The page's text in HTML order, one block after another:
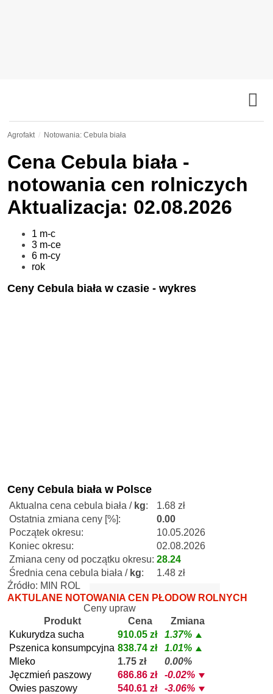
Agrofakt Notowania: Cebula biała
Cena Cebula biała -
notowania cen rolniczych
Aktualizacja: 02.08.2026
1 m-c
3 m-ce
6 m-cy
rok
Ceny Cebula biała w czasie - wykres
Ceny Cebula biała w Polsce
Aktualna cena cebula biała / kg:
1.68 zł
Ostatnia zmiana ceny [%]:
0.00
Początek okresu:
10.05.2026
Koniec okresu:
02.08.2026
Zmiana ceny od początku okresu: 28.24
Średnia cena cebula biała / kg:
1.48 zł
Źródło: MIN ROL
AKTULANE NOTOWANIA CEN PŁODÓW ROLNYCH
Ceny upraw
Produkt
Cena
Zmiana
Kukurydza sucha
910.05 zł
1.37%
Pszenica konsumpcyjna 838.74 zł
1.01%
Mleko
1.75 zł
0.00%
Jęczmień paszowy
686.86 zł
-0.02%
Owies paszowy
540.61 zł
-3.06%